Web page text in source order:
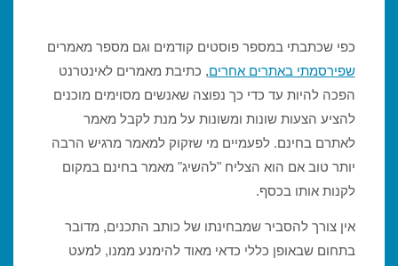
כפי שכתבתי במספר פוסטים קודמים וגם מספר מאמרים
שפירסמתי באתרים אחרים, כתיבת מאמרים לאינטרנט
הפכה להיות עד כדי כך נפוצה שאנשים מסוימים מוכנים
להציע הצעות שונות ומשונות על מנת לקבל מאמר
לאתרם בחינם. לפעמיים מי שזקוק למאמר מרגיש הרבה
יותר טוב אם הוא הצליח "להשיג" מאמר בחינם במקום
לקנות אותו בכסף.
אין צורך להסביר שמבחינתו של כותב התכנים, מדובר
בתחום שבאופן כללי כדאי מאוד להימנע ממנו, למעט